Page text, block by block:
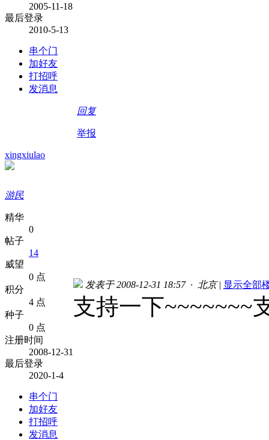
2005-11-18
最后登录
2010-5-13
串个门
加好友
打招呼
发消息
回复
举报
xingxiulao
游民
精华
0
帖子
14
威望
0 点
积分
4 点
种子
0 点
注册时间
2008-12-31
最后登录
2020-1-4
串个门
加好友
打招呼
发消息
发表于 2008-12-31 18:57 · 北京 | 显示全部
支持一下~~~~~~~